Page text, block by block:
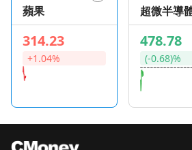
蘋果
314.23
+1.04%
超微半導
478.78
(-0.68)%